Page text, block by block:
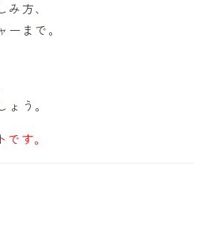
み方、
ーまで。
ょう。
す。